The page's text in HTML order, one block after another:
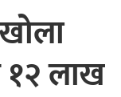
१२ लाख